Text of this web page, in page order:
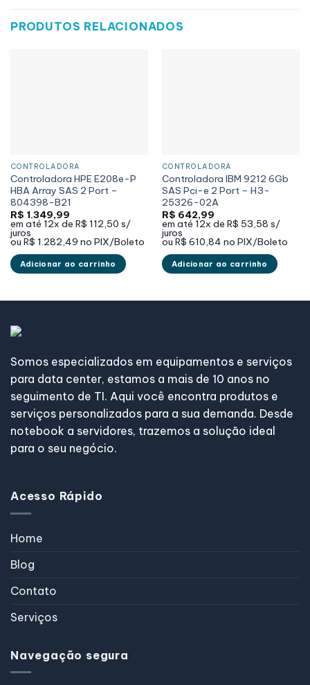
PRODUTOS RELACIONADOS
CONTROLADORA
Controladora HPE E208e-P
HBA Array SAS 2 Port –
804398-B21
R$ 1.349,99
em até 12x de R$ 112,50 s/
juros
ou R$ 1.282,49 no PIX/Boleto
Adicionar ao carrinho
CONTROLADORA
Controladora IBM 9212 6Gb
SAS Pci-e 2 Port – H3-
25326-02A
R$ 642,99
em até 12x de R$ 53,58 s/
juros
ou R$ 610,84 no PIX/Boleto
Adicionar ao carrinho
Somos especializados em equipamentos e serviços
para data center, estamos a mais de 10 anos no
seguimento de TI. Aqui você encontra produtos e
serviços personalizados para a sua demanda. Desde
notebook a servidores, trazemos a solução ideal
para o seu negócio.
Acesso Rápido
Home
Blog
Contato
Serviços
Navegação segura